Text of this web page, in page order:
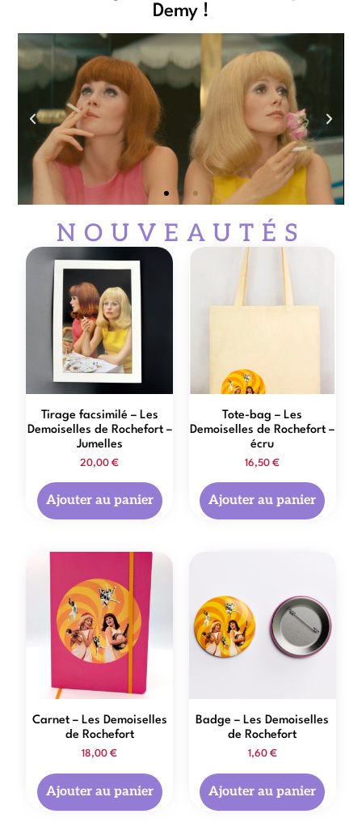
Demy !
LES DEMOISELLES DE
ROCHEFORT
Delphine, viens voir, il sont arrivés... Découvrez notre
sélection de goodies autour du film culte de Jacques
Demy !
Cliquez ici
NOUVEAUTÉS
Tirage facsimilé – Les
Demoiselles de Rochefort –
Jumelles
20,00€
Ajouter au panier
Tote-bag – Les
Demoiselles de Rochefort –
écru
16,50€
Ajouter au panier
Carnet – Les Demoiselles
de Rochefort
18,00€
Ajouter au panier
Badge – Les Demoiselles
de Rochefort
1,60 €
Ajouter au panier